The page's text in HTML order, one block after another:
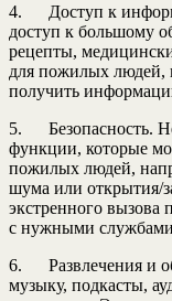
4. Доступ к
доступ к большому
рецепты,
для пожилых людей,
получить
5. Безопасность.
функции, которые
пожилых людей,
шума или открытия/
экстренного вызова
с нужными
6. Развлечения и
музыку, подкасты,